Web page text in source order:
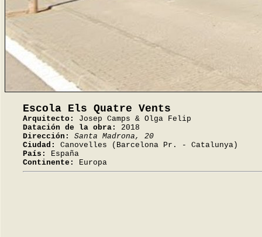
Escola Els Quatre Vents
Arquitecto:
Josep Camps & Olga Felip
Datación de la obra:
2018
Dirección:
Santa Madrona, 20
Ciudad:
Canovelles (Barcelona Pr. - Catalunya)
País:
España
Continente:
Europa